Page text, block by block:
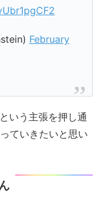
February
いう主張を押し通
ていきたいと思い